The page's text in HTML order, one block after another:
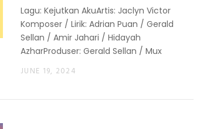
Lagu: Kejutkan AkuArtis: Jaclyn Victor
Komposer / Lirik: Adrian Puan / Gerald
Sellan / Amir Jahari / Hidayah
AzharProduser: Gerald Sellan / Mux
JUNE 19, 2024